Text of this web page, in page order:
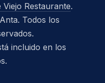
Viejo Restaurante.
Todos los
incluido en los